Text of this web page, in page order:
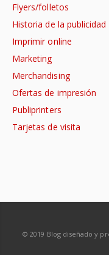
Flyers/folletos
Historia de la publicidad
Imprimir online
Marketing
Merchandising
Ofertas de impresión
Publiprinters
Tarjetas de visita
© 2019 Blog diseñado y